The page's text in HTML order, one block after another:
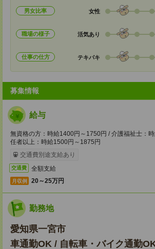
男女比率 女性
職場の様子 活気あり
仕事の仕方 テキパキ
募集情報
給与
無資格の方：時給1400円～1750円 / 介護福祉士：
任者以上：時給1500円～1875円
交通費別途支給あり
交通費 全額支給
月収例 20～25万円
勤務地
愛知県一宮市
車通勤OK / 自転車・バイク通勤